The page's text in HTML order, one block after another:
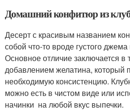
Домашний конфитюр из
Десерт с красивым названием
собой что-то вроде густого
Основное отличие заключается в
добавлением желатина, который
необходимую консистенцию.
можно есть в чистом виде или
начинки на любой вкус выпечки.